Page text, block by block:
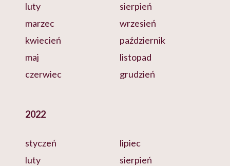
luty
marzec
kwiecień
maj
czerwiec
sierpień
wrzesień
październik
listopad
grudzień
2022
styczeń
luty
lipiec
sierpień